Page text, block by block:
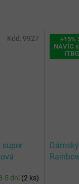
super
5 dní(2 ks)
Kód: 9927
+15%
NAVÍC